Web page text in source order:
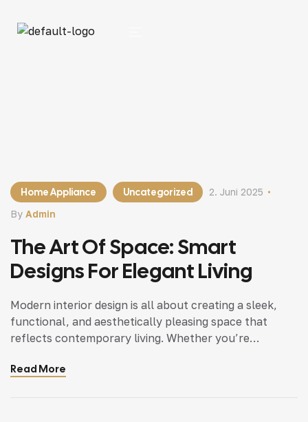
Home Appliance Uncategorized
By Admin
2. Juni 2025
The Art Of Space: Smart
Designs For Elegant Living
Modern interior design is all about creating a sleek,
functional, and aesthetically pleasing space that
reflects contemporary living. Whether you’re
home, incorporating modern interior design principles
Read More